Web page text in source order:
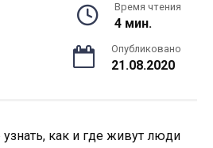
Время чтения
4 мин.
Опубликовано
21.08.2020
узнать, как и где живут люди